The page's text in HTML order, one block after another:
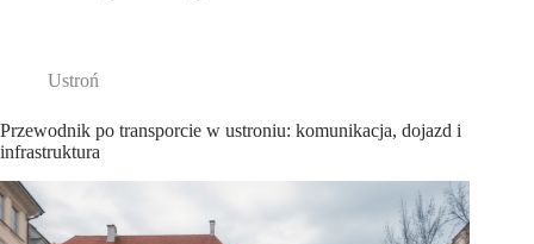
Ustroń
Przewodnik po transporcie w ustroniu: komunikacja, dojazd i
infrastruktura